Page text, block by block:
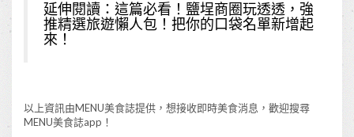
延伸閱讀： 這篇必看！鹽埕商圈玩透透，強
推精選旅遊懶人包！把你的口袋名單新增起
來！
以上資訊由MENU美食誌提供，想接收即時美食消息，歡迎搜尋
MENU美食誌app！